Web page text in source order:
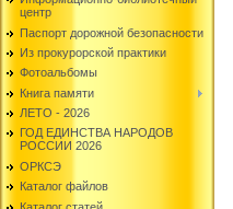
центр
Паспорт дорожной безопасности
Из прокурорской практики
Фотоальбомы
Книга памяти
ЛЕТО - 2026
ГОД ЕДИНСТВА НАРОДОВ
РОССИИ 2026
ОРКСЭ
Каталог файлов